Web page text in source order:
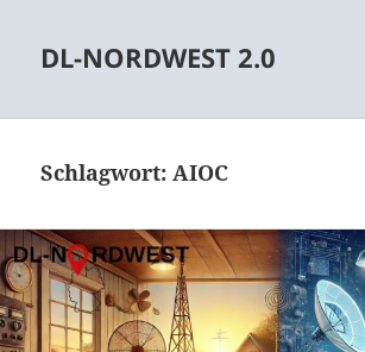
DL-NORDWEST 2.0
Schlagwort:AIOC